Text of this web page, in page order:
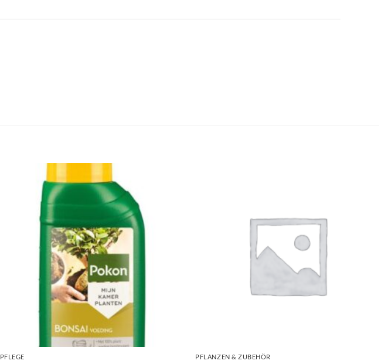
PFLEGE PFLANZEN & ZUBEHÖR